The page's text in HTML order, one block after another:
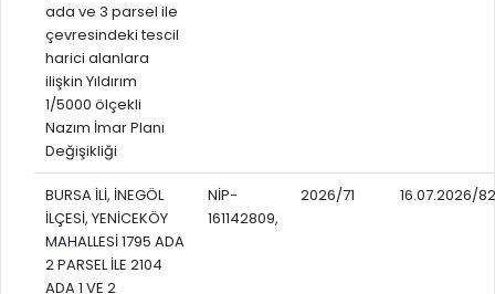
ada ve 3 parsel ile
çevresindeki tescil
harici alanlara
ilişkin Yıldırım
1/5000 ölçekli
Nazım İmar Planı
Değişikliği
BURSA İLİ, İNEGÖL
İLÇESİ, YENİCEKÖY
MAHALLESİ 1795 ADA
2 PARSEL İLE 2104
ADA 1 VE 2
NİP-
161142809,
2026/71 16.07.2026/